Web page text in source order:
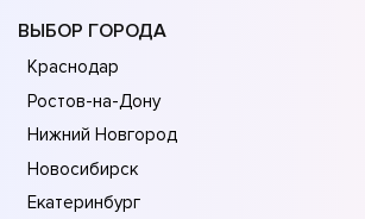
ВЫБОР ГОРОДА
Краснодар
Ростов-на-Дону
Нижний Новгород
Новосибирск
Екатеринбург